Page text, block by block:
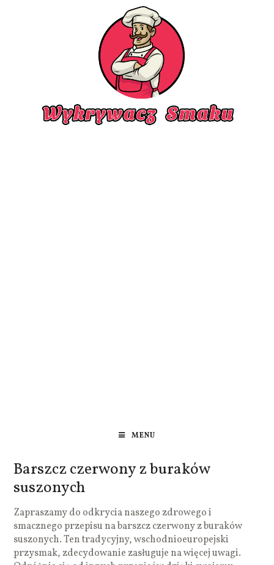
MENU
Barszcz czerwony z buraków
suszonych
Zapraszamy do odkrycia naszego zdrowego i
smacznego przepisu na barszcz czerwony z buraków
suszonych. Ten tradycyjny, wschodnioeuropejski
przysmak, zdecydowanie zasługuje na więcej uwagi.